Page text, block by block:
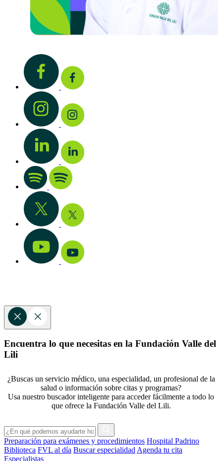
Encuentra lo que necesitas en la Fundación Valle del
Lili
¿Buscas un servicio médico, una especialidad, un profesional de la
salud o información sobre citas y programas?
Usa nuestro buscador inteligente para acceder fácilmente a todo lo
que ofrece la Fundación Valle del Lili.
Preparación para exámenes y procedimientos Hospital Padrino
Biblioteca FVL al día Buscar especialidad Agenda tu cita
Especialistas